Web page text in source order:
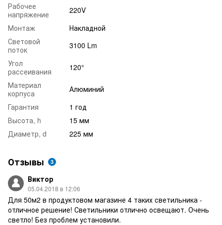
Рабочее
напряжение
220V
Монтаж
Накладной
Световой
поток
3100 Lm
Угол
рассеивания
120°
Материал
корпуса
Алюминий
Гарантия
1 год
Высота, h
15 мм
Диаметр, d
225 мм
Отзывы 3
Виктор
05.04.2018 в 12:06
Для 50м2 в продуктовом магазине 4 таких светильника -
отличное решение! Светильники отлично освещают. Очень
светло! Без проблем установили.